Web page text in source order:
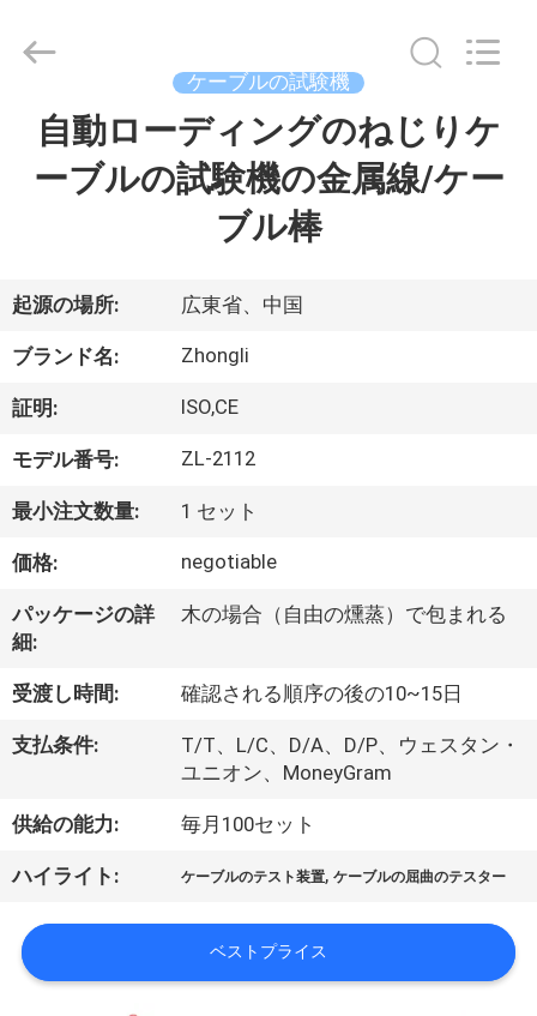
ダ
ク
ト
ビ
オ
に
つ
い
工
Dongguan
Zhongli
Reserved.
ケーブルの試験機
自動ローディングのねじりケ
ーブルの試験機の金属線/ケー
ブル棒
起源の場所: 広東省、中国
ブランド名: Zhongli
証明: ISO,CE
モデル番号: ZL-2112
最小注文数量: 1 セット
価格: negotiable
パッケージの詳
細:
木の場合（自由の燻蒸）で包まれる
受渡し時間: 確認される順序の後の10~15日
支払条件:
T/T、L/C、D/A、D/P、ウェスタン・
ユニオン、MoneyGram
供給の能力: 毎月100セット
ハイライト: ケーブルのテスト装置,ケーブルの屈曲のテスター
ベストプライス